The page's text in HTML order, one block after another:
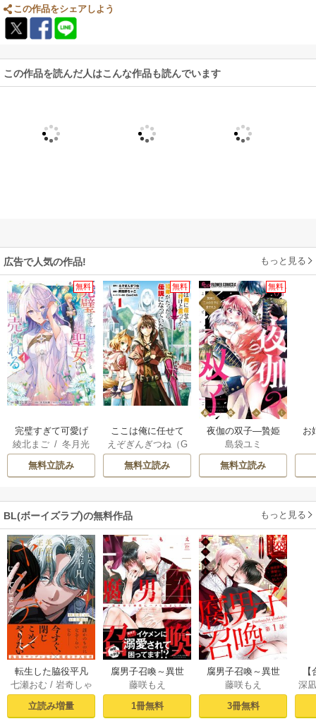
この作品をシェアしよう
この作品を読んだ人はこんな作品も読んでいます
広告で人気の作品! もっと見る
無料
完璧すぎて可愛げ
がないと婚約破棄
された聖女は隣国
に売られる
綾北まご /冬月光
輝 / 昌未
無料立読み
無料
ここは俺に任せて
先に行けと言って
から10年がたった
ら伝説になってい
えぞぎんぎつね（G
Aノベル／SBクリ
エイティブ刊）
eCHA
無料立読み
無料
夜伽の双子―贄姫
は二人の王子に愛
される―
島袋ユミ
無料立読み
お
BL(ボーイズラブ)の無料作品 もっと見る
転生した脇役平凡
な僕は、美形第二
王子をヤンデレに
してしまった１
七瀬おむ / 岩奇しゃ
立読み増量
腐男子召喚～異世
界で神獣にハメら
れました～ 【電子
コミック限定特典
藤咲もえ
1冊無料
腐男子召喚～異世
界で神獣にハメら
れました～ 分冊版
： 1
藤咲もえ
3冊無料
ラ
深